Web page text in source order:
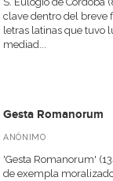
clave dentro del breve
letras latinas que tuvo
mediad...
Gesta Romanorum
ANÓNIMO
'Gesta Romanorum'
de exempla